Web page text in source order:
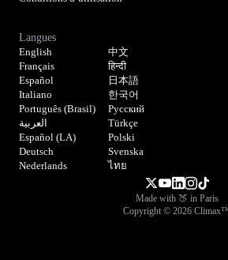
Langues
English
Français
Español
Italiano
Português (Brasil)
العربية
Español (LA)
Deutsch
Nederlands
中文
हिन्दी
日本語
한국어
Русский
Türkçe
Polski
Svenska
ไทย
Made with 🍑 in Paris
Copyright © 2026